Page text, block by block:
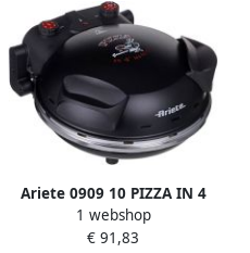
Ariete 0909 10 PIZZA IN 4
'MINUTES pizzaoven 1200W
timer diameter 32 cm max.
1 webshop
€ 91,83